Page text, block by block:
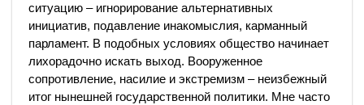
ситуацию – игнорирование альтернативных
инициатив, подавление инакомыслия, карманный
парламент. В подобных условиях общество начинает
лихорадочно искать выход. Вооруженное
сопротивление, насилие и экстремизм – неизбежный
итог нынешней государственной политики. Мне часто